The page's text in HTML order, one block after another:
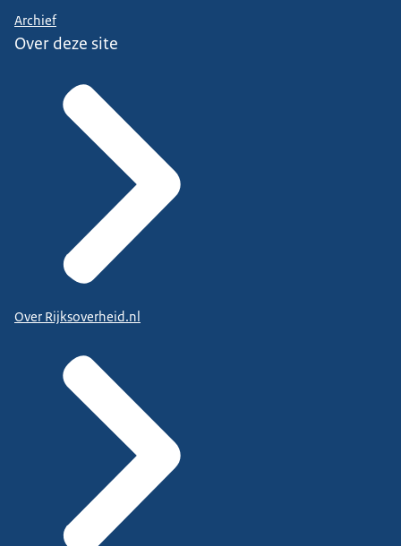
Archief
Over deze site
Over Rijksoverheid.nl